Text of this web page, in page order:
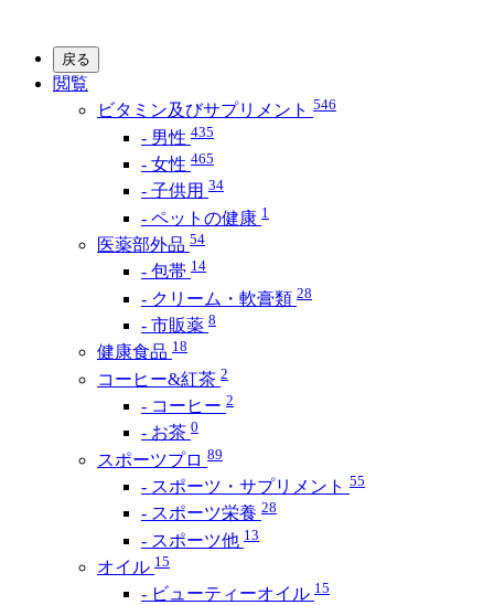
戻る
閲覧
ビタミン及びサプリメント 546
- 男性 435
- 女性 465
- 子供用 34
- ペットの健康 1
医薬部外品 54
- 包帯 14
- クリーム・軟膏類 28
- 市販薬 8
健康食品 18
コーヒー&紅茶 2
- コーヒー 2
- お茶 0
スポーツプロ 89
- スポーツ・サプリメント 55
- スポーツ栄養 28
- スポーツ他 13
オイル 15
- ビューティーオイル 15